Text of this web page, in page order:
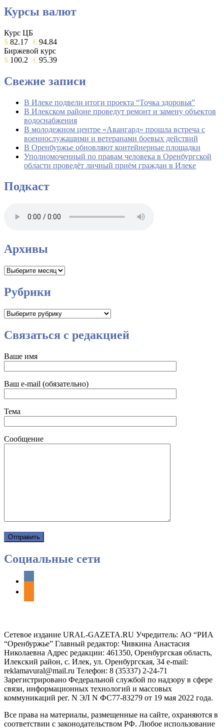
Курсы валют
Курс ЦБ
$ 82.17 € 94.84
Биржевой курс
$ 100.2 € 95.39
Свежие записи
В Илеке подвели итоги проекта “Точка здоровья”
В Илекском районе проведут ремонт и замену объектов
водоснабжения
В молодежном центре «Авангард» прошла встреча с
военнослужащими и ветеранами боевых действий
В Оренбуржье обновляют контейнерные площадки
Уполномоченный по правам человека в Оренбургской
области проведёт личный приём граждан в Илеке
Подкаст
Архивы
Архивы
Рубрики
Рубрики
Связаться с редакцией
Ваше имя
Ваш e-mail (обязательно)
Тема
Сообщение
Социальные сети
vkontakte
Сетевое издание URAL-GAZETA.RU Учредитель: АО “РИА
“Оренбуржье” Главный редактор: Чивкина Анастасия
Николаевна Адрес редакции: 461350, Оренбургская область,
Илекский район, с. Илек, ул. Оренбургская, 34 e-mail:
reklamavural@mail.ru Телефон: 8 (35337) 2-24-71
Зарегистрировано Федеральной службой по надзору в сфере
связи, информационных технологий и массовых
коммуникаций рег. N ЭЛ N ФС77-83279 от 19 мая 2022 года.
Все права на материалы, размещенные на сайте, охраняются в
соответствии с законодательством РФ. Любое использование